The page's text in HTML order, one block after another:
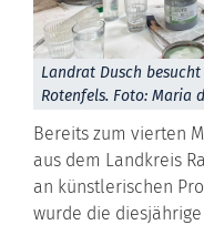
Landrat Dusch
Rotenfels. Foto: Maria
Bereits zum vierten
aus dem Landkreis
an künstlerischen
wurde die